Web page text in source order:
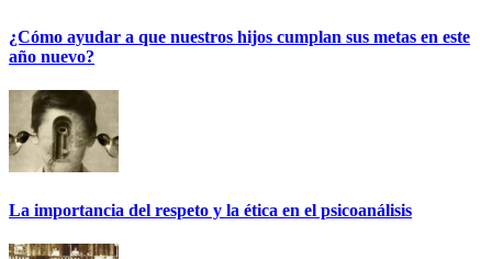
¿Cómo ayudar a que nuestros hijos cumplan sus metas en este
año nuevo?
La importancia del respeto y la ética en el psicoanálisis